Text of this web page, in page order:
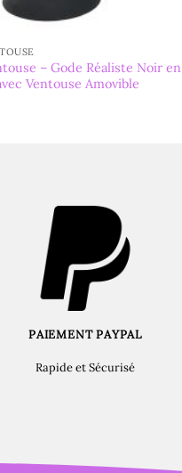
– Gode Réaliste Noir en
Ventouse Amovible
PAIEMENT PAYPAL
Rapide et Sécurisé